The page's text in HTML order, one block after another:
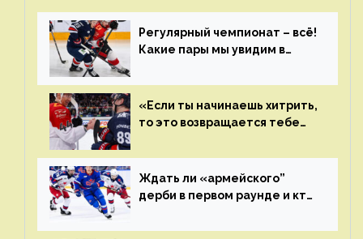
Регулярный чемпионат – всё!
Какие пары мы увидим в
«Если ты начинаешь хитрить,
то это возвращается тебе
Ждать ли «армейского”
дерби в первом раунде и кто
Главные интриги последнего